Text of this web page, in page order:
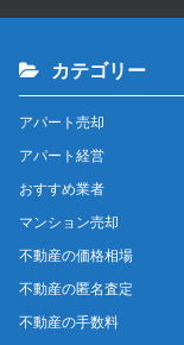
カテゴリー
アパート売却
アパート経営
おすすめ業者
マンション売却
不動産の価格相場
不動産の匿名査定
不動産の手数料